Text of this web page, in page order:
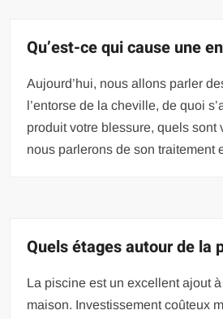
Qu’est-ce qui cause une
Aujourd’hui, nous allons parler
l’entorse de la cheville, de quoi
produit votre blessure, quels sont
nous parlerons de son traitement
Quels étages autour de la
La piscine est un excellent ajout
maison. Investissement coûteux